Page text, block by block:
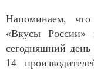
Напоминаем,
«Вкусы России»
сегодняшний день
14